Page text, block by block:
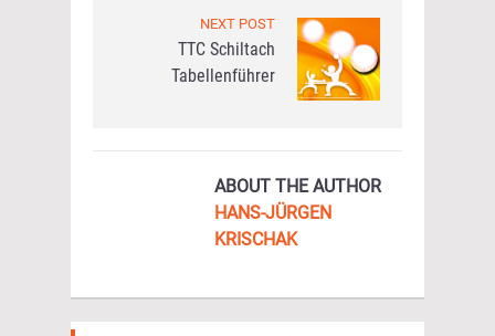
NEXT POST
TTC Schiltach
Tabellenführer
ABOUT THE AUTHOR
HANS-JÜRGEN
KRISCHAK